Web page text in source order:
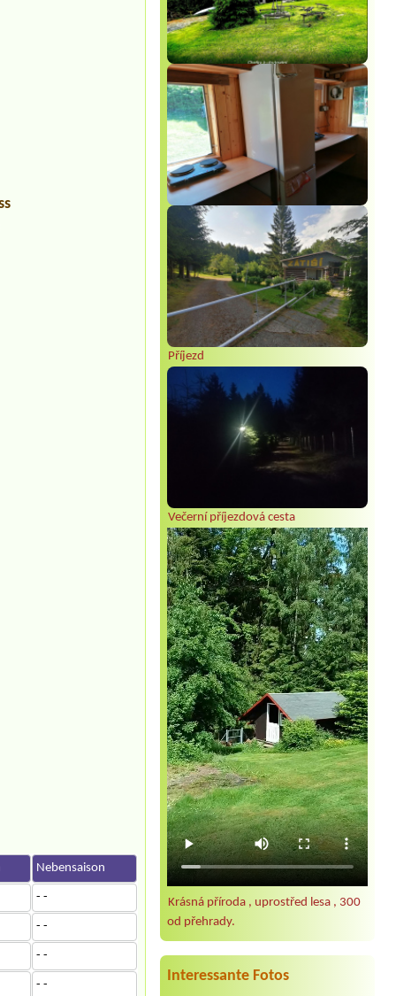
Příjezd
Večerní příjezdová cesta
Krásná příroda , uprostřed lesa , 300
od přehrady.
Interessante Fotos
Nebensaison
- -
- -
- -
- -